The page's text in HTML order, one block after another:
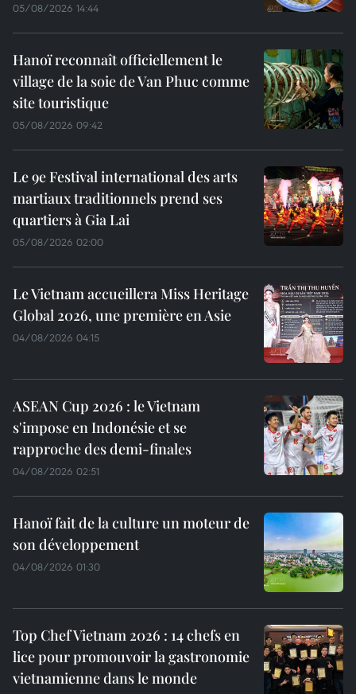
05/08/2026 14:44
Hanoï reconnaît officiellement le
village de la soie de Van Phuc comme
site touristique
05/08/2026 09:42
Le 9e Festival international des arts
martiaux traditionnels prend ses
quartiers à Gia Lai
05/08/2026 02:00
Le Vietnam accueillera Miss Heritage
Global 2026, une première en Asie
04/08/2026 04:15
ASEAN Cup 2026 : le Vietnam
s'impose en Indonésie et se
rapproche des demi-finales
04/08/2026 02:51
Hanoï fait de la culture un moteur de
son développement
04/08/2026 01:30
Top Chef Vietnam 2026 : 14 chefs en
lice pour promouvoir la gastronomie
vietnamienne dans le monde